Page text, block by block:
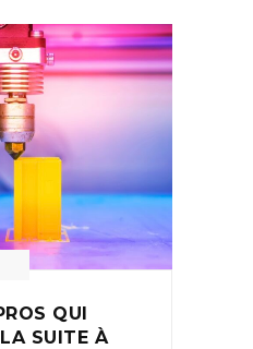
QUI
SUITE À